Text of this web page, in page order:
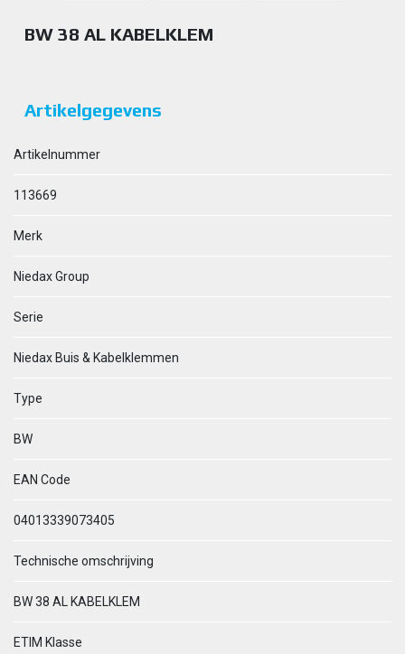
BW 38 AL KABELKLEM
Artikelgegevens
Artikelnummer
113669
Merk
Niedax Group
Serie
Niedax Buis & Kabelklemmen
Type
BW
EAN Code
04013339073405
Technische omschrijving
BW 38 AL KABELKLEM
ETIM Klasse